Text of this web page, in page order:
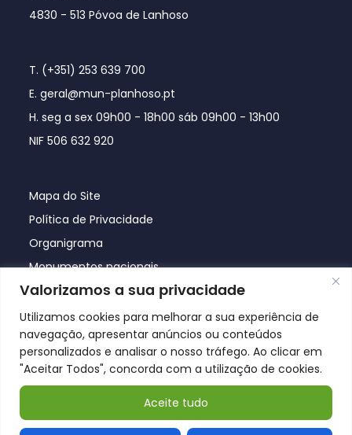
Valorizamos a sua privacidade
Utilizamos cookies para melhorar a sua experiência de
navegação, apresentar anúncios ou conteúdos
personalizados e analisar o nosso tráfego. Ao clicar em
"Aceitar Todos", concorda com a utilização de cookies.
Aceite tudo
4830 - 513 Póvoa de Lanhoso
T. (+351) 253 639 700
E. geral@mun-planhoso.pt
H. seg a sex 09h00 - 18h00 sáb 09h00 - 13h00
NIF 506 632 920
Mapa do Site
Política de Privacidade
Organigrama
Monumentos nacionais